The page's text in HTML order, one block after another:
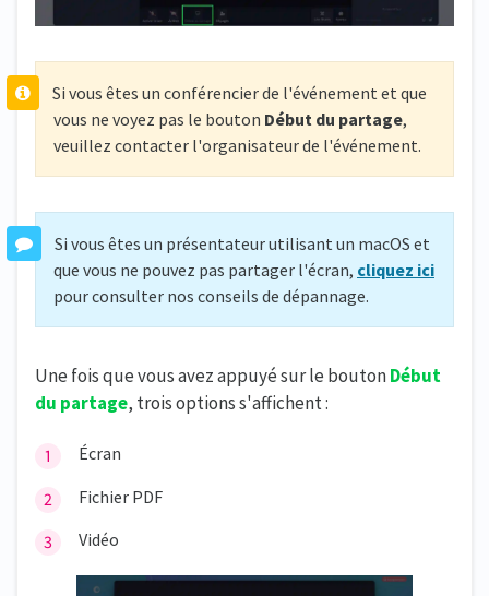
Si vous êtes un conférencier de l'événement et que
vous ne voyez pas le bouton Début du partage,
veuillez contacter l'organisateur de l'événement.
Si vous êtes un présentateur utilisant un macOS et
que vous ne pouvez pas partager l'écran, cliquez ici
pour consulter nos conseils de dépannage.
Une fois que vous avez appuyé sur le boutonDébut
du partage, trois options s'affichent :
Écran
Fichier PDF
Vidéo